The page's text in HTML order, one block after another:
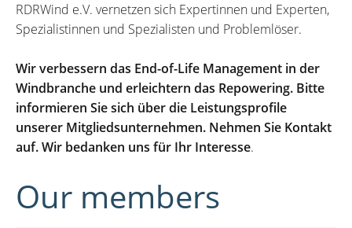
RDRWind e.V. vernetzen sich Expertinnen und Experten,
Spezialistinnen und Spezialisten und Problemlöser.
Wir verbessern das End-of-Life Management in der
Windbranche und erleichtern das Repowering. Bitte
informieren Sie sich über die Leistungsprofile
unserer Mitgliedsunternehmen. Nehmen Sie Kontakt
auf. Wir bedanken uns für Ihr Interesse.
Our members